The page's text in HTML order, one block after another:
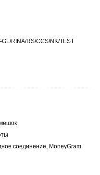
GL/RINA/RS/CCS/NK/TEST
соединение, MoneyGram